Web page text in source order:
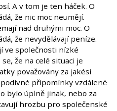
A v tom je ten háček. O
že nic moc neumějí.
nad druhými moc. O
že nevydělávají peníze.
ve společnosti nízké
že na celé situaci je
považovány za jakési
připomínky vzdálené
bylo úplně jinak, nebo za
hrozbu pro společenské